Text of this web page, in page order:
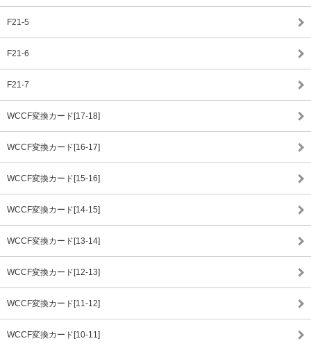
F21-5
F21-6
F21-7
WCCF変換カード[17-18]
WCCF変換カード[16-17]
WCCF変換カード[15-16]
WCCF変換カード[14-15]
WCCF変換カード[13-14]
WCCF変換カード[12-13]
WCCF変換カード[11-12]
WCCF変換カード[10-11]